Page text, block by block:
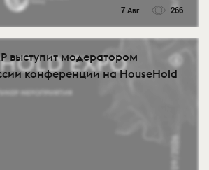
7 Авг 266
выступит модератором
конференции на HouseHold